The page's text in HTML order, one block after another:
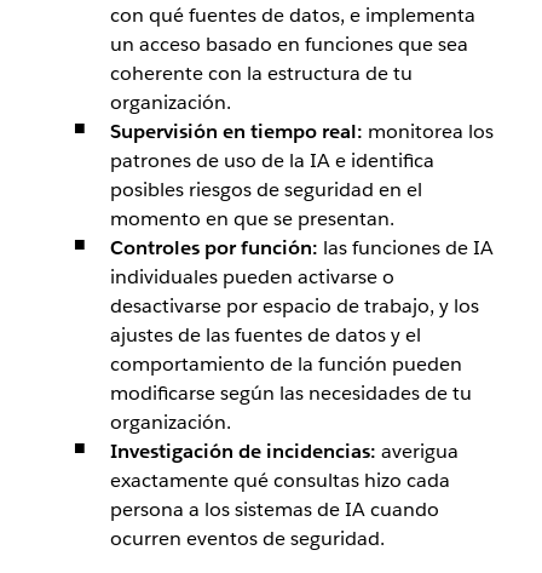
con qué fuentes de datos, e implementa
un acceso basado en funciones que sea
coherente con la estructura de tu
organización.
Supervisión en tiempo real: monitorea los
patrones de uso de la IA e identifica
posibles riesgos de seguridad en el
momento en que se presentan.
Controles por función: las funciones de IA
individuales pueden activarse o
desactivarse por espacio de trabajo, y los
ajustes de las fuentes de datos y el
comportamiento de la función pueden
modificarse según las necesidades de tu
organización.
Investigación de incidencias: averigua
exactamente qué consultas hizo cada
persona a los sistemas de IA cuando
ocurren eventos de seguridad.